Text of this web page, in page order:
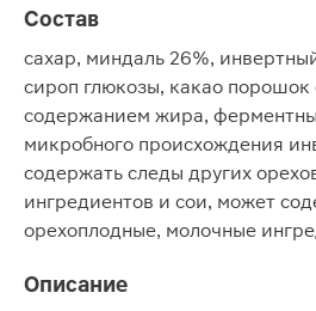
Состав
сахар, миндаль 26%,
сироп глюкозы, какао
содержанием жира,
микробного происхождения
содержать следы других
ингредиентов и сои, может
орехоплодные, молочные
Описание